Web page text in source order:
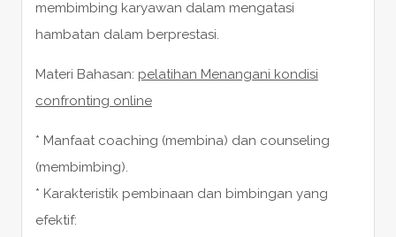
membimbing karyawan dalam mengatasi
hambatan dalam berprestasi.
Materi Bahasan: pelatihan Menangani kondisi
confronting online
* Manfaat coaching (membina) dan counseling
(membimbing).
* Karakteristik pembinaan dan bimbingan yang
efektif: